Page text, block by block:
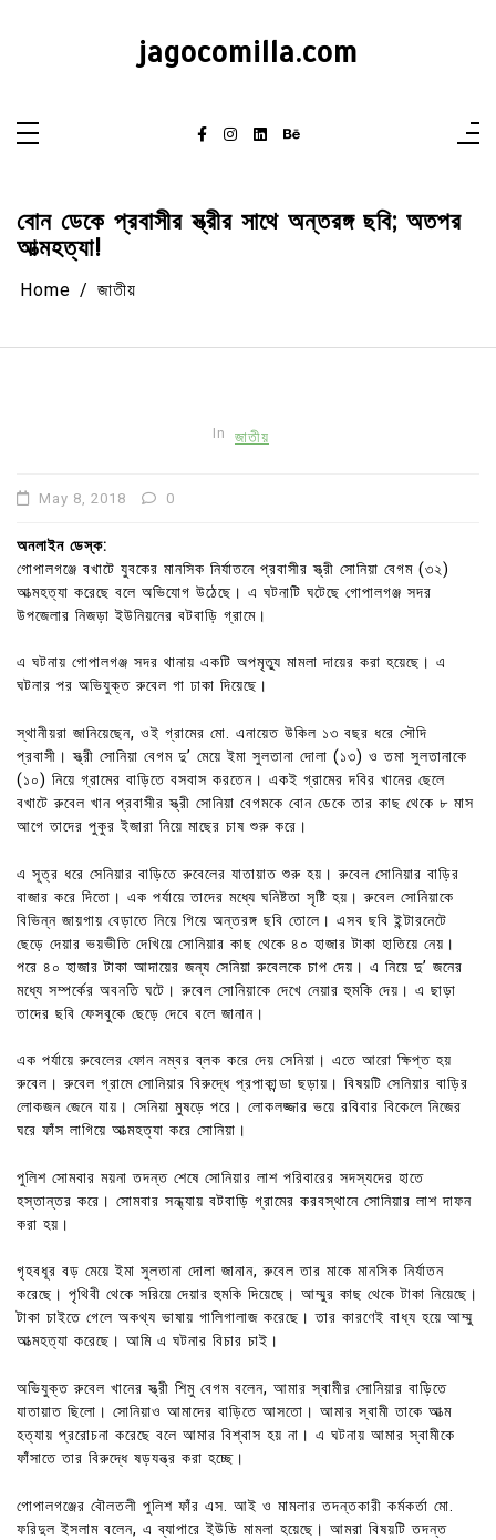
jagocomilla.com
বোন ডেকে প্রবাসীর স্ত্রীর সাথে অন্তরঙ্গ ছবি; অতপর
আত্মহত্যা!
Home জাতীয়
In জাতীয়
May 8, 2018 0
অনলাইন ডেস্ক:
গোপালগঞ্জে বখাটে যুবকের মানসিক নির্যাতনে প্রবাসীর স্ত্রী সোনিয়া বেগম (৩২)
আত্মহত্যা করেছে বলে অভিযোগ উঠেছে। এ ঘটনাটি ঘটেছে গোপালগঞ্জ সদর
উপজেলার নিজড়া ইউনিয়নের বটবাড়ি গ্রামে।
এ ঘটনায় গোপালগঞ্জ সদর থানায় একটি অপমৃত্যু মামলা দায়ের করা হয়েছে। এ
ঘটনার পর অভিযুক্ত রুবেল গা ঢাকা দিয়েছে।
স্থানীয়রা জানিয়েছেন, ওই গ্রামের মো. এনায়েত উকিল ১৩ বছর ধরে সৌদি
প্রবাসী। স্ত্রী সোনিয়া বেগম দু’ মেয়ে ইমা সুলতানা দোলা (১৩) ও তমা সুলতানাকে
(১০) নিয়ে গ্রামের বাড়িতে বসবাস করতেন। একই গ্রামের দবির খানের ছেলে
বখাটে রুবেল খান প্রবাসীর স্ত্রী সোনিয়া বেগমকে বোন ডেকে তার কাছ থেকে ৮ মাস
আগে তাদের পুকুর ইজারা নিয়ে মাছের চাষ শুরু করে।
এ সূত্র ধরে সেনিয়ার বাড়িতে রুবেলের যাতায়াত শুরু হয়। রুবেল সোনিয়ার বাড়ির
বাজার করে দিতো। এক পর্যায়ে তাদের মধ্যে ঘনিষ্টতা সৃষ্টি হয়। রুবেল সোনিয়াকে
বিভিন্ন জায়গায় বেড়াতে নিয়ে গিয়ে অন্তরঙ্গ ছবি তোলে। এসব ছবি ইন্টারনেটে
ছেড়ে দেয়ার ভয়ভীতি দেখিয়ে সোনিয়ার কাছ থেকে ৪০ হাজার টাকা হাতিয়ে নেয়।
পরে ৪০ হাজার টাকা আদায়ের জন্য সেনিয়া রুবেলকে চাপ দেয়। এ নিয়ে দু’ জনের
মধ্যে সম্পর্কের অবনতি ঘটে। রুবেল সোনিয়াকে দেখে নেয়ার হুমকি দেয়। এ ছাড়া
তাদের ছবি ফেসবুকে ছেড়ে দেবে বলে জানান।
এক পর্যায়ে রুবেলের ফোন নম্বর ব্লক করে দেয় সেনিয়া। এতে আরো ক্ষিপ্ত হয়
রুবেল। রুবেল গ্রামে সোনিয়ার বিরুদ্ধে প্রপাকান্ডা ছড়ায়। বিষয়টি সেনিয়ার বাড়ির
লোকজন জেনে যায়। সেনিয়া মুষড়ে পরে। লোকলজ্জার ভয়ে রবিবার বিকেলে নিজের
ঘরে ফাঁস লাগিয়ে আত্মহত্যা করে সোনিয়া।
পুলিশ সোমবার ময়না তদন্ত শেষে সোনিয়ার লাশ পরিবারের সদস্যদের হাতে
হস্তান্তর করে। সোমবার সন্ধ্যায় বটবাড়ি গ্রামের করবস্থানে সোনিয়ার লাশ দাফন
করা হয়।
গৃহবধূর বড় মেয়ে ইমা সুলতানা দোলা জানান, রুবেল তার মাকে মানসিক নির্যাতন
করেছে। পৃথিবী থেকে সরিয়ে দেয়ার হুমকি দিয়েছে। আম্মুর কাছ থেকে টাকা নিয়েছে।
টাকা চাইতে গেলে অকথ্য ভাষায় গালিগালাজ করেছে। তার কারণেই বাধ্য হয়ে আম্মু
আত্মহত্যা করেছে। আমি এ ঘটনার বিচার চাই।
অভিযুক্ত রুবেল খানের স্ত্রী শিমু বেগম বলেন, আমার স্বামীর সোনিয়ার বাড়িতে
যাতায়াত ছিলো। সোনিয়াও আমাদের বাড়িতে আসতো। আমার স্বামী তাকে আত্ম
হত্যায় প্ররোচনা করেছে বলে আমার বিশ্বাস হয় না। এ ঘটনায় আমার স্বামীকে
ফাঁসাতে তার বিরুদ্ধে ষড়যন্ত্র করা হচ্ছে।
গোপালগঞ্জের বৌলতলী পুলিশ ফাঁর এস. আই ও মামলার তদন্তকারী কর্মকর্তা মো.
ফরিদুল ইসলাম বলেন, এ ব্যাপারে ইউডি মামলা হয়েছে। আমরা বিষয়টি তদন্ত